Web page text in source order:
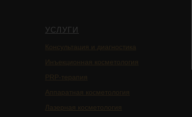
УСЛУГИ
Консультация и диагностика
Инъекционная косметология
PRP-терапия
Аппаратная косметология
Лазерная косметология